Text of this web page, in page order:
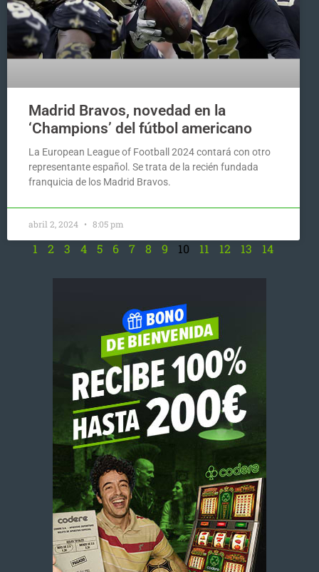
Madrid Bravos, novedad en la
‘Champions’ del fútbol americano
La European League of Football 2024 contará con otro
representante español. Se trata de la recién fundada
franquicia de los Madrid Bravos.
abril 2, 2024 8:05 pm
1 2 3 4 5 6 7 8 9 10 11 12 13 14